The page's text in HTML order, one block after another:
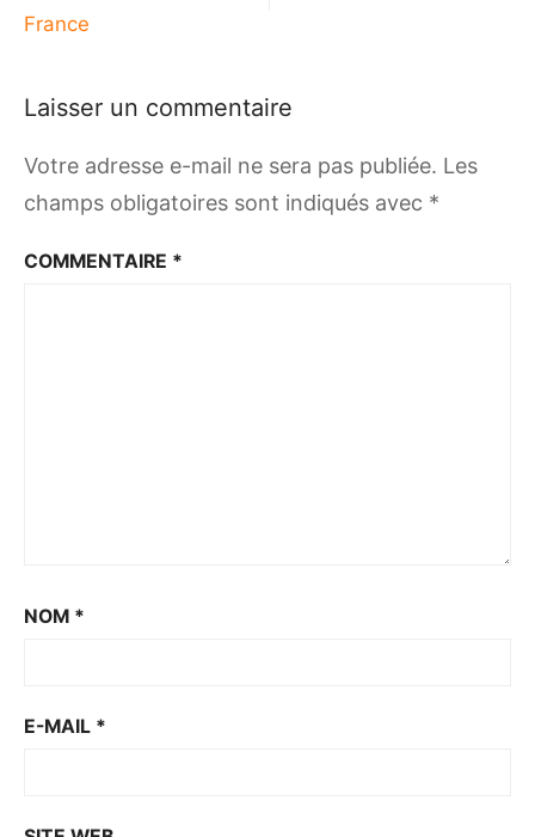
France
Laisser un commentaire
Votre adresse e-mail ne sera pas publiée. Les
champs obligatoires sont indiqués avec *
COMMENTAIRE *
NOM *
E-MAIL *